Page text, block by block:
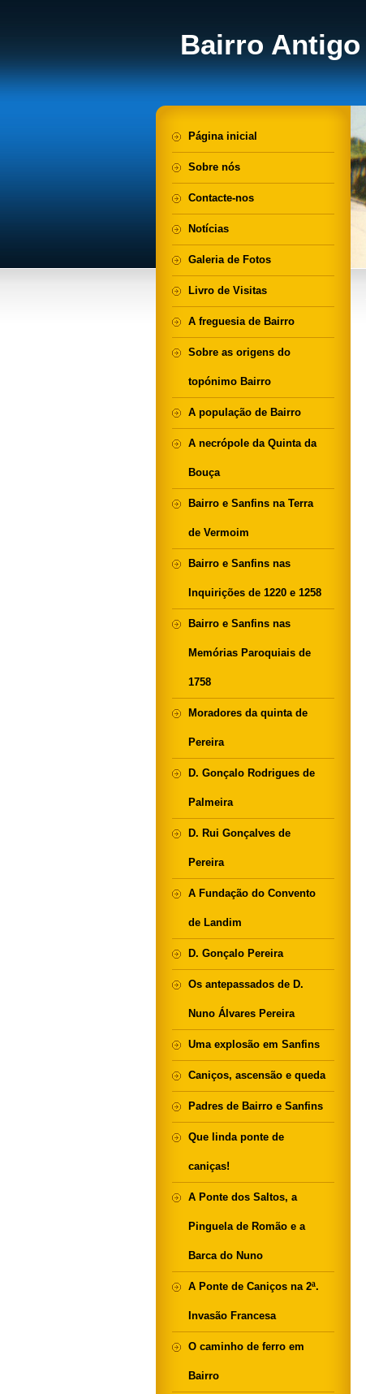
Bairro Antigo
Página inicial
Sobre nós
Contacte-nos
Notícias
Galeria de Fotos
Livro de Visitas
A freguesia de Bairro
Sobre as origens do
topónimo Bairro
A população de Bairro
A necrópole da Quinta da
Bouça
Bairro e Sanfins na Terra
de Vermoim
Bairro e Sanfins nas
Inquirições de 1220 e 1258
Bairro e Sanfins nas
Memórias Paroquiais de
1758
Moradores da quinta de
Pereira
D. Gonçalo Rodrigues de
Palmeira
D. Rui Gonçalves de
Pereira
A Fundação do Convento
de Landim
D. Gonçalo Pereira
Os antepassados de D.
Nuno Álvares Pereira
Uma explosão em Sanfins
Caniços, ascensão e queda
Padres de Bairro e Sanfins
Que linda ponte de
caniças!
A Ponte dos Saltos, a
Pinguela de Romão e a
Barca do Nuno
A Ponte de Caniços na 2ª.
Invasão Francesa
O caminho de ferro em
Bairro